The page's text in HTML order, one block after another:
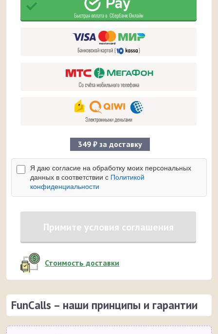
349 ₽ за доставку
Я даю согласие на обработку моих персональных
данных в соответствии с Политикой
конфиденциальности
Примите условия соглашения
Стоимость доставки
FunCalls – наши принципы и гарантии